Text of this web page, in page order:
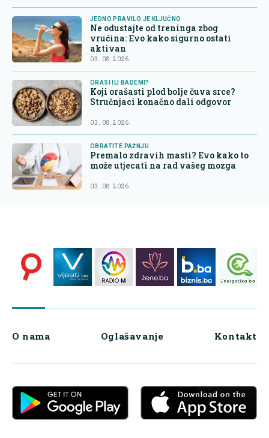
JEDNO PRAVILO JE KLJUČNO
Ne odustajte od treninga zbog
vrućina: Evo kako sigurno ostati
aktivan
03. 08. 2026.
ORASI ILI BADEMI?
Koji orašasti plod bolje čuva srce?
Stručnjaci konačno dali odgovor
03. 08. 2026.
OBRATITE PAŽNJU
Premalo zdravih masti? Evo kako to
može utjecati na rad vašeg mozga
03. 08. 2026.
O nama Oglašavanje Kontakt